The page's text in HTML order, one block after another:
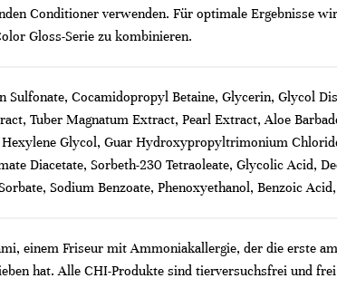
Conditioner verwenden. Für optimale Ergebnisse
Gloss-Serie zu kombinieren.
Sulfonate, Cocamidopropyl Betaine, Glycerin, Glycol
Tuber Magnatum Extract, Pearl Extract, Aloe
Glycol, Guar Hydroxypropyltrimonium
Diacetate, Sorbeth-230 Tetraoleate, Glycolic Acid,
Sodium Benzoate, Phenoxyethanol, Benzoic
einem Friseur mit Ammoniakallergie, der die erste
hat. Alle CHI-Produkte sind tierversuchsfrei und frei